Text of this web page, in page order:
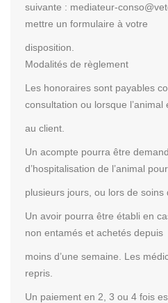
suivante : mediateur-
mettre un formulaire à votre
disposition.
Modalités de règlement
Les honoraires sont payables
consultation ou lorsque l’animal
au client.
Un acompte pourra être
d’hospitalisation de l’animal pour
plusieurs jours, ou lors de soins
Un avoir pourra être établi en
non entamés et achetés depuis
moins d’une semaine. Les
repris.
Un paiement en 2, 3 ou 4 fois